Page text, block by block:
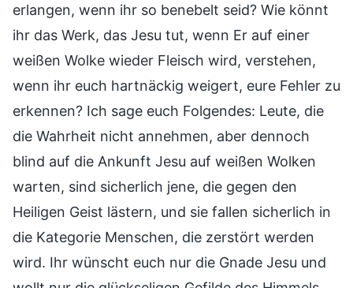
erlangen, wenn ihr so benebelt seid? Wie könnt
ihr das Werk, das Jesu tut, wenn Er auf einer
weißen Wolke wieder Fleisch wird, verstehen,
wenn ihr euch hartnäckig weigert, eure Fehler zu
erkennen? Ich sage euch Folgendes: Leute, die
die Wahrheit nicht annehmen, aber dennoch
blind auf die Ankunft Jesu auf weißen Wolken
warten, sind sicherlich jene, die gegen den
Heiligen Geist lästern, und sie fallen sicherlich in
die Kategorie Menschen, die zerstört werden
wird. Ihr wünscht euch nur die Gnade Jesu und